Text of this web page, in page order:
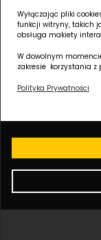
Wyłączając pliki
funkcji witryny, takich
obsługa makiety
W dowolnym
zakresie korzystania z
Polityka Prywatności